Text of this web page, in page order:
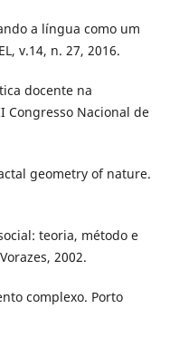
a língua como um
v.14, n. 27, 2016.
docente na
Congresso Nacional de
geometry of nature.
teoria, método e
2002.
complexo. Porto